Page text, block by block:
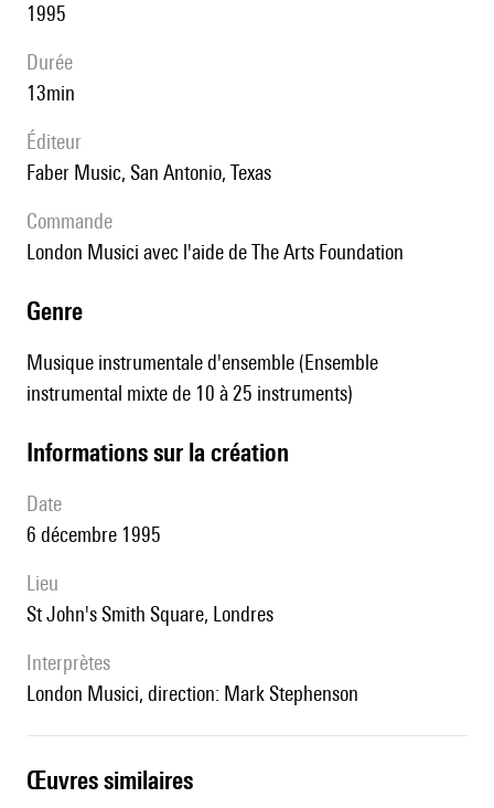
1995
durée
13min
éditeur
Faber Music, San Antonio, Texas
Commande
London Musici avec l'aide de The Arts Foundation
genre
Musique instrumentale d'ensemble (Ensemble
instrumental mixte de 10 à 25 instruments)
informations sur la création
date
6 décembre 1995
lieu
St John's Smith Square, Londres
interprètes
London Musici, direction: Mark Stephenson
œuvres similaires